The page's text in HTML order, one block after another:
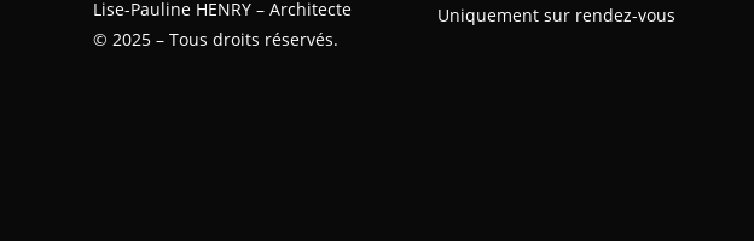
Lise-Pauline HENRY – Architecte
© 2025 – Tous droits réservés.
Uniquement sur rendez-vous